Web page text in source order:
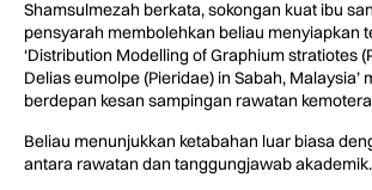
Shamsulmezah berkata, sokongan kuat ibu
pensyarah membolehkan beliau menyiapkan
‘Distribution Modelling of Graphium stratiotes
Delias eumolpe (Pieridae) in Sabah, Malaysia’
berdepan kesan sampingan rawatan
Beliau menunjukkan ketabahan luar biasa
antara rawatan dan tanggungjawab akademik.